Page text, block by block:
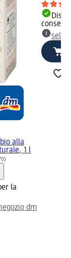
alla
1 l
la
dm